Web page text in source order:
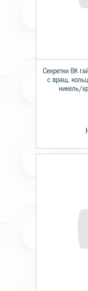
Секретки BK
с вращ.
никель/